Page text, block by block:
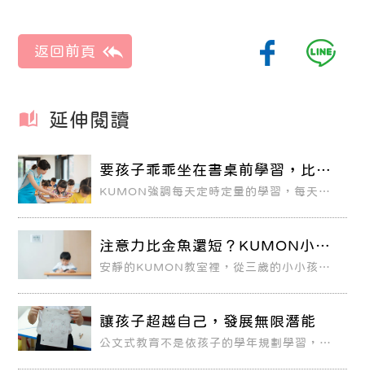
延伸閱讀
要孩子乖乖坐在書桌前學習，比中
大獎還困難？
KUMON強調每天定時定量的學習，每天即
注意力比金魚還短？KUMON小學
生專注力訓練四步驟
安靜的KUMON教室裡，從三歲的小小孩到
讓孩子超越自己，發展無限潛能
公文式教育不是依孩子的學年規劃學習，是